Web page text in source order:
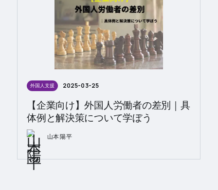
外国人支援 2025-03-25
【企業向け】外国人労働者の差別｜具
体例と解決策について学ぼう
山本 陽平